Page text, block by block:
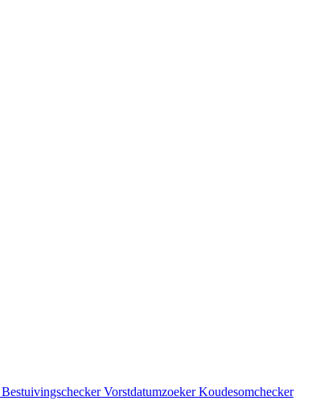
BestuivingscheckerVorstdatumzoekerKoudesomchecker